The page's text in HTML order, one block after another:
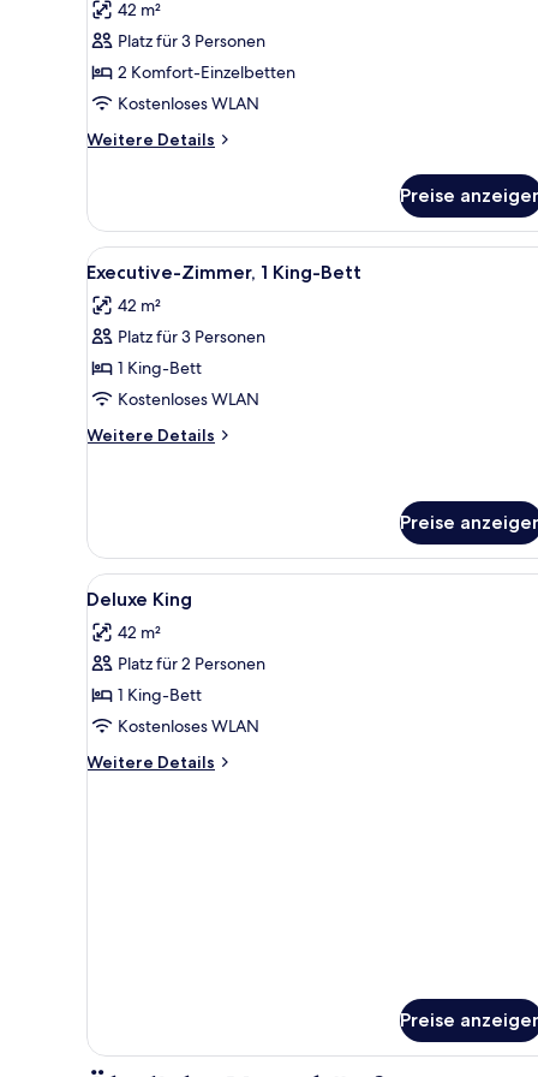
für
Grand-
Zweibettzimmer
anzeigen
42 m²
Platz für 3 Personen
2 Komfort-Einzelbetten
Kostenloses WLAN
Weitere Details
Weitere
Zweibettzimmer
Preise
Alle
Fotos
für
Executive-
Zimmer,
1 King-
Bett
anzeigen
Ein Hotelzimmer mit einem
4
Executive-Zimmer, 1 King-Bett
42 m²
Platz für 3 Personen
1 King-Bett
Kostenloses WLAN
Weitere Details
Weitere
1 King-
Bett
Preise
Alle
Fotos
für
Deluxe
King
anzeigen
Ein Hotelzimmer mit einem
5
Deluxe King
42 m²
Platz für 2 Personen
1 King-Bett
Kostenloses WLAN
Weitere Details
Weitere
Preise